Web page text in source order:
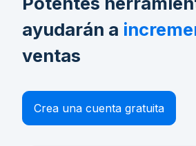
ayudarán a
ventas
Crea una cuenta gratuita